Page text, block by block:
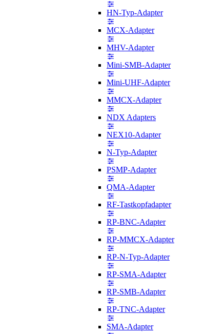
HN-Typ-Adapter
MCX-Adapter
MHV-Adapter
Mini-SMB-Adapter
Mini-UHF-Adapter
MMCX-Adapter
NDX Adapters
NEX10-Adapter
N-Typ-Adapter
PSMP-Adapter
QMA-Adapter
RF-Tastkopfadapter
RP-BNC-Adapter
RP-MMCX-Adapter
RP-N-Typ-Adapter
RP-SMA-Adapter
RP-SMB-Adapter
RP-TNC-Adapter
SMA-Adapter